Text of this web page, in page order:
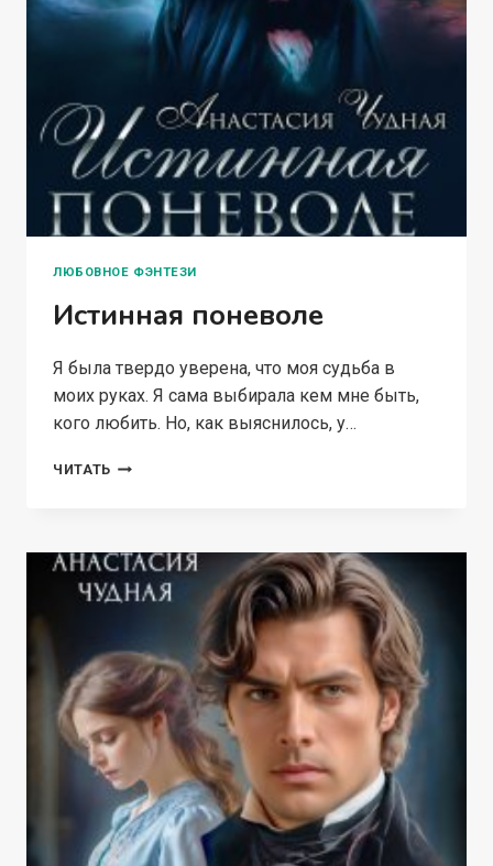
ЛЮБОВНОЕ ФЭНТЕЗИ
Истинная поневоле
Я была твердо уверена, что моя судьба в
моих руках. Я сама выбирала кем мне быть,
кого любить. Но, как выяснилось, у…
ЧИТАТЬ ИСТИННАЯ